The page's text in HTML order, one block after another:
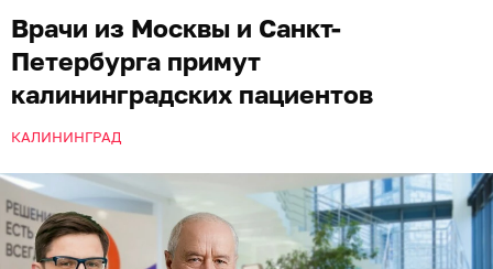
Врачи из Москвы и Санкт-
Петербурга примут
калининградских пациентов
КАЛИНИНГРАД